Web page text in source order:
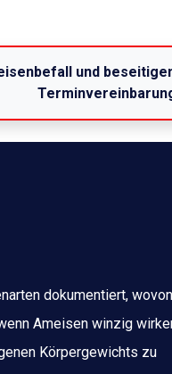
und
dokumentiert, wovon
Ameisen winzig
Körpergewichts zu